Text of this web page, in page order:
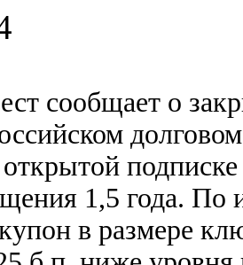
сообщает о
открытой
1,5 года. По
в размере